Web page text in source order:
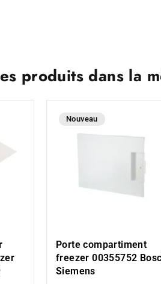
produits dans la
Nouveau
Porte compartiment
freezer 00355752
Siemens